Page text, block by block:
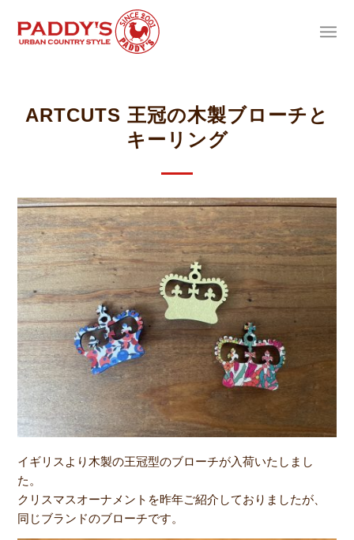
ARTCUTS 王冠の木製ブローチと
キーリング
イギリスより木製の王冠型のブローチが入荷いたしまし
た。
クリスマスオーナメントを昨年ご紹介しておりましたが、
同じブランドのブローチです。